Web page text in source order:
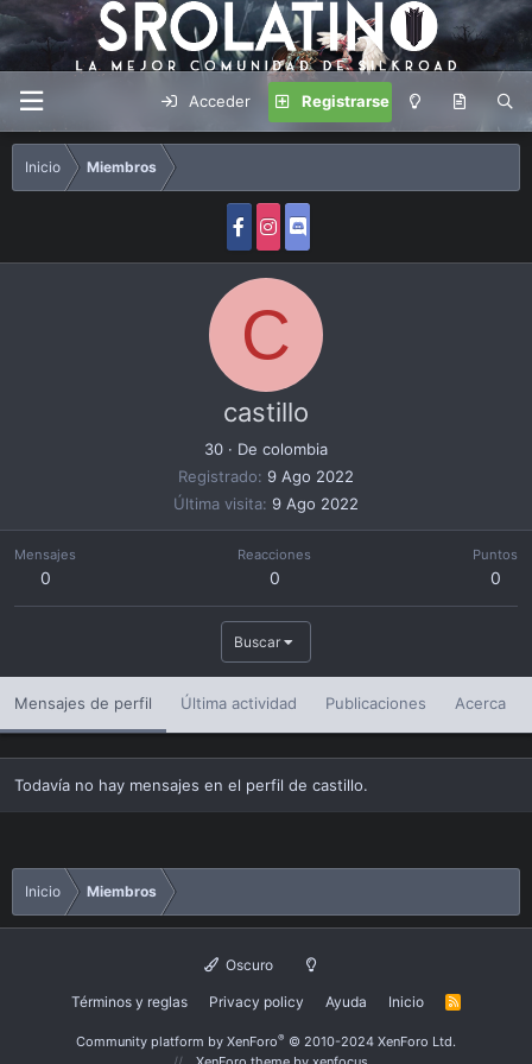
Acceder Registrarse
Inicio Miembros
C
castillo
30 · De colombia
Registrado
9 Ago 2022
Última visita 9 Ago 2022
Mensajes
0
Reacciones
0
Puntos
0
Buscar
Mensajes de perfil Última actividad Publicaciones Acerca
Todavía no hay mensajes en el perfil de castillo.
Inicio Miembros
Oscuro
Términos y reglas Privacy policy Ayuda Inicio
R
Community platform by XenForo® © 2010-2024 XenForo Ltd.